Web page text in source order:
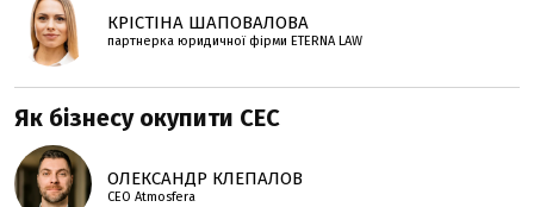
КРІСТІНА ШАПОВАЛОВА
партнерка юридичної фірми ETERNA LAW
Як бізнесу окупити СЕС
ОЛЕКСАНДР КЛЕПАЛОВ
СЕО Atmosfera